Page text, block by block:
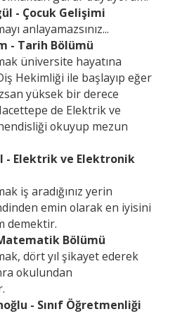
- Çocuk Gelişimi
anlayamazsınız...
- Tarih Bölümü
üniversite hayatına
Hekimliği ile başlayıp eğer
yüksek bir derece
de Elektrik ve
okuyup mezun
- Elektrik ve Elektronik
iş aradığınız yerin
emin olarak en iyisini
demektir.
Bölümü
dört yıl şikayet ederek
okulundan
- Sınıf Öğretmenliği